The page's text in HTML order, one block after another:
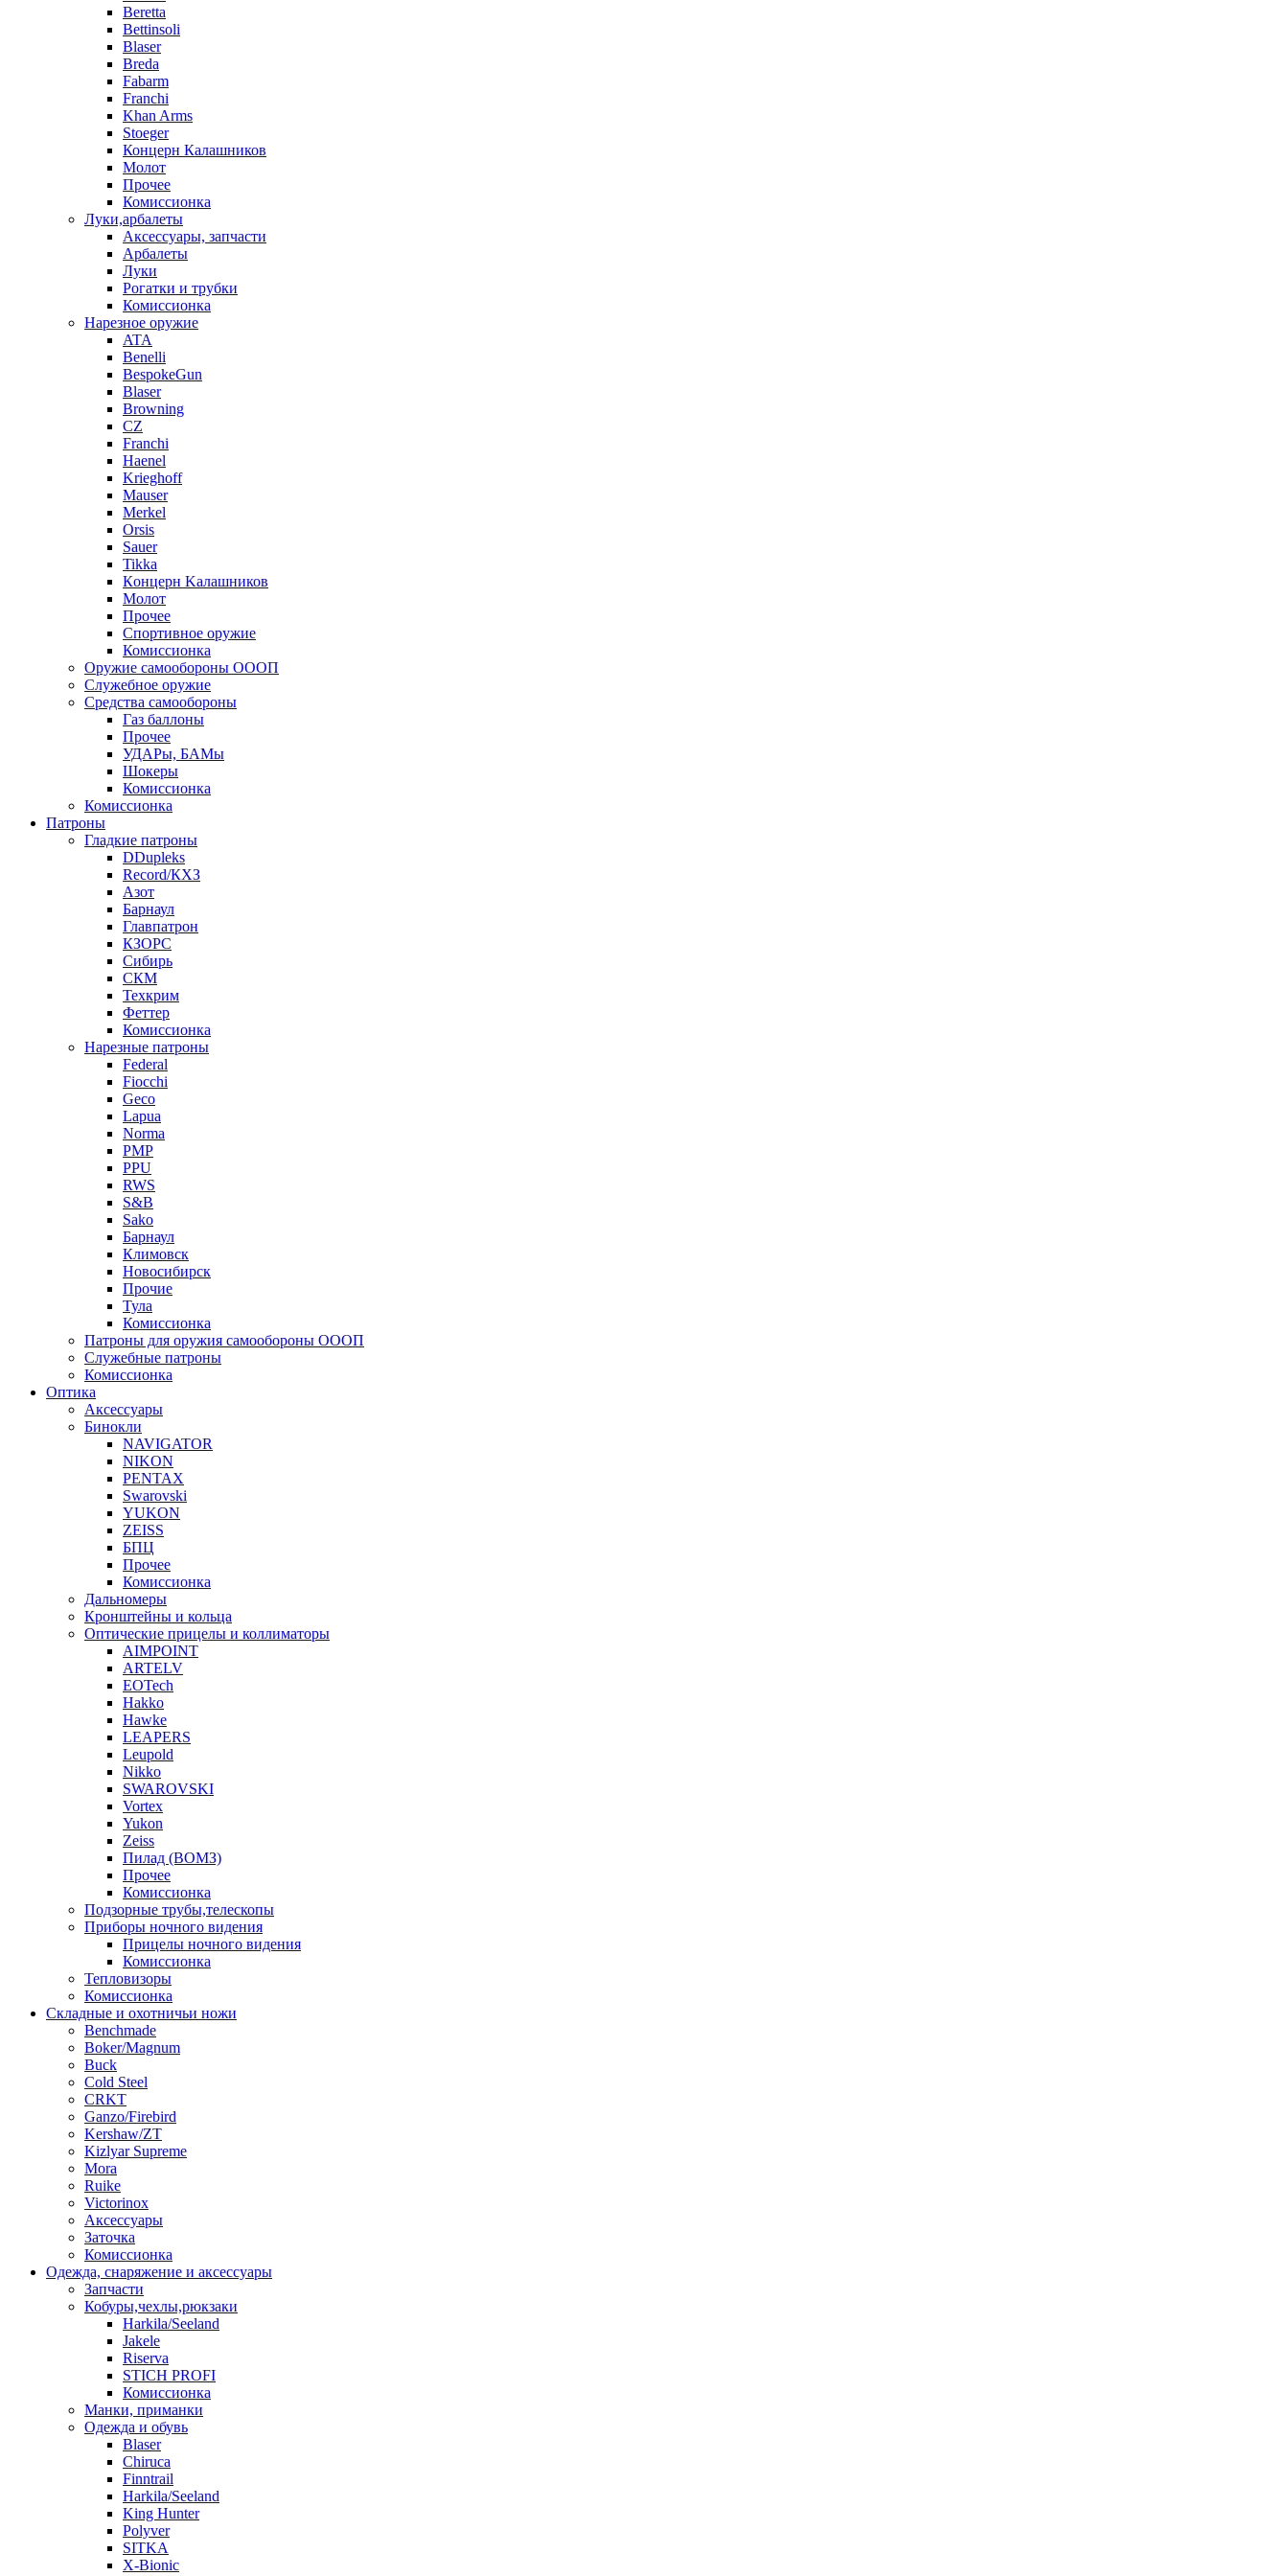
Beretta
Bettinsoli
Blaser
Breda
Fabarm
Franchi
Khan Arms
Stoeger
Концерн Калашников
Молот
Прочее
Комиссионка
Луки,арбалеты
Аксессуары, запчасти
Арбалеты
Луки
Рогатки и трубки
Комиссионка
Нарезное оружие
ATA
Benelli
BespokeGun
Blaser
Browning
CZ
Franchi
Haenel
Krieghoff
Mauser
Merkel
Orsis
Sauer
Tikka
Кoнцеpн Kалашников
Молот
Прочее
Спортивное оружие
Комиссионка
Оружие самообороны ОООП
Служебное оружие
Средства самообороны
Газ баллоны
Прочее
УДАРы, БАМы
Шокеры
Комиссионка
Комиссионка
Патроны
Гладкие патроны
DDupleks
Record/КХЗ
Азот
Барнаул
Главпатрон
КЗОРС
Сибирь
СКМ
Техкрим
Феттер
Комиссионка
Нарезные патроны
Federal
Fiocchi
Geco
Lapua
Norma
PMP
PPU
RWS
S&B
Sako
Барнаул
Климовск
Новосибирск
Прочие
Тула
Комиссионка
Патроны для оружия самообороны ОООП
Служебные патроны
Комиссионка
Оптика
Аксессуары
Бинокли
NAVIGATOR
NIKON
PENTAX
Swarovski
YUKON
ZEISS
БПЦ
Прочее
Комиссионка
Дальномеры
Кронштейны и кольца
Оптические прицелы и коллиматоры
AIMPOINT
ARTELV
EOTech
Hakko
Hawke
LEAPERS
Leupold
Nikko
SWAROVSKI
Vortex
Yukon
Zeiss
Пилад (ВОМЗ)
Прочее
Комиссионка
Подзорные трубы,телескопы
Приборы ночного видения
Прицелы ночного видения
Комиссионка
Тепловизоры
Комиссионка
Складные и охотничьи ножи
Benchmade
Boker/Magnum
Buck
Cold Steel
CRKT
Ganzo/Firebird
Kershaw/ZT
Kizlyar Supreme
Mora
Ruike
Victorinox
Аксессуары
Заточка
Комиссионка
Одежда, снаряжение и аксессуары
Запчасти
Кобуры,чехлы,рюкзаки
Harkila/Seeland
Jakele
Riserva
STICH PROFI
Комиссионка
Манки, приманки
Одежда и обувь
Blaser
Chiruca
Finntrail
Harkila/Seeland
King Hunter
Polyver
SITKA
X-Bionic